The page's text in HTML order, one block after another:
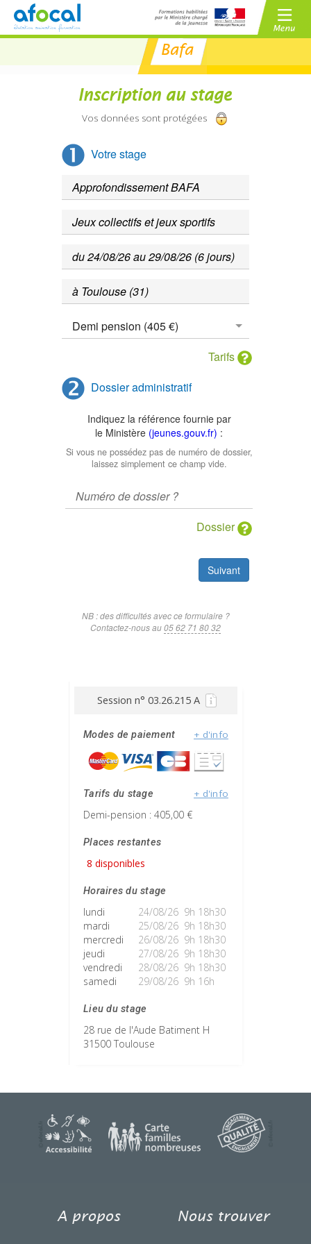
BAFA
/
CPJEPS
Bafa
Inscription au stage
Vos données sont protégées
Votre stage
Tarifs
Dossier administratif
Indiquez la référence fournie par
le Ministère (jeunes.gouv.fr) :
Si vous ne possédez pas de numéro de dossier,
laissez simplement ce champ vide.
Dossier
Suivant
NB : des difficultés avec ce formulaire ?
Contactez-nous au05 62 71 80 32
Session n° 03.26.215 A
Modes de paiement + d'info
Tarifs du stage + d'info
Demi-pension : 405,00 €
Places restantes
8 disponibles
Horaires du stage
lundi
24/08/26 9h 18h30
mardi
25/08/26 9h 18h30
mercredi
26/08/26 9h 18h30
jeudi
27/08/26 9h 18h30
vendredi
28/08/26 9h 18h30
samedi
29/08/26 9h 16h
Lieu du stage
28 rue de l'Aude Batiment H
31500 Toulouse
A propos Nous trouver